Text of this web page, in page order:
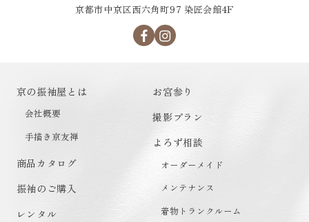
京都市中京区西六角町97 染匠会館4F
京の振袖屋とは
会社概要
手描き京友禅
商品カタログ
振袖のご購入
レンタル
お宮参り
撮影プラン
よろず相談
オーダーメイド
メンテナンス
着物トランクルーム